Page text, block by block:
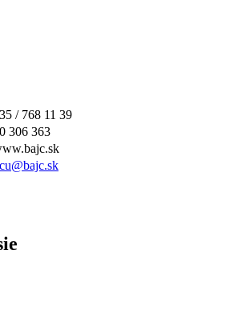
/ 768 11 39
306 363